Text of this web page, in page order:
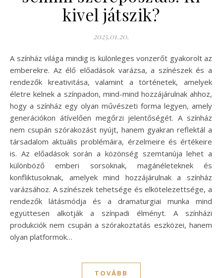
kivel játszik?
2025.01.20.
A színház világa mindig is különleges vonzerőt gyakorolt az
emberekre. Az élő előadások varázsa, a színészek és a
rendezők kreativitása, valamint a történetek, amelyek
életre kelnek a színpadon, mind-mind hozzájárulnak ahhoz,
hogy a színház egy olyan művészeti forma legyen, amely
generációkon átívelően megőrzi jelentőségét. A színház
nem csupán szórakozást nyújt, hanem gyakran reflektál a
társadalom aktuális problémáira, érzelmeire és értékeire
is. Az előadások során a közönség szemtanúja lehet a
különböző emberi sorsoknak, magánéleteknek és
konfliktusoknak, amelyek mind hozzájárulnak a színház
varázsához. A színészek tehetsége és elkötelezettsége, a
rendezők látásmódja és a dramaturgiai munka mind
együttesen alkotják a színpadi élményt. A színházi
produkciók nem csupán a szórakoztatás eszközei, hanem
olyan platformok…
TOVÁBB